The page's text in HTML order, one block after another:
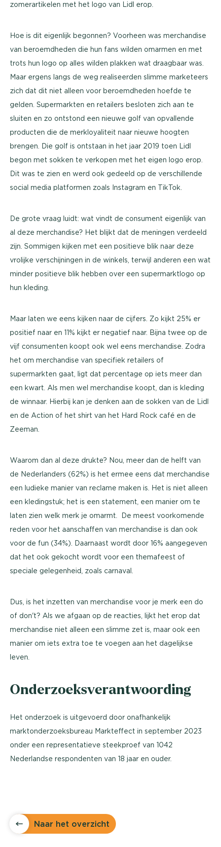
zomerartikelen met het logo van Lidl erop.
Hoe is dit eigenlijk begonnen? Voorheen was merchandise
van beroemdheden die hun fans wilden omarmen en met
trots hun logo op alles wilden plakken wat draagbaar was.
Maar ergens langs de weg realiseerden slimme marketeers
zich dat dit niet alleen voor beroemdheden hoefde te
gelden. Supermarkten en retailers besloten zich aan te
sluiten en zo ontstond een nieuwe golf van opvallende
producten die de merkloyaliteit naar nieuwe hoogten
brengen. Die golf is ontstaan in het jaar 2019 toen Lidl
begon met sokken te verkopen met het eigen logo erop.
Dit was te zien en werd ook gedeeld op de verschillende
social media platformen zoals Instagram en TikTok.
De grote vraag luidt: wat vindt de consument eigenlijk van
al deze merchandise? Het blijkt dat de meningen verdeeld
zijn. Sommigen kijken met een positieve blik naar deze
vrolijke verschijningen in de winkels, terwijl anderen een wat
minder positieve blik hebben over een supermarktlogo op
hun kleding.
Maar laten we eens kijken naar de cijfers. Zo kijkt 25% er
positief naar en 11% kijkt er negatief naar. Bijna twee op de
vijf consumenten koopt ook wel eens merchandise. Zodra
het om merchandise van specifiek retailers of
supermarkten gaat, ligt dat percentage op iets meer dan
een kwart. Als men wel merchandise koopt, dan is kleding
de winnaar. Hierbij kan je denken aan de sokken van de Lidl
en de Action of het shirt van het Hard Rock café en de
Zeeman.
Waarom dan al deze drukte? Nou, meer dan de helft van
de Nederlanders (62%) is het ermee eens dat merchandise
een ludieke manier van reclame maken is. Het is niet alleen
een kledingstuk; het is een statement, een manier om te
laten zien welk merk je omarmt. De meest voorkomende
reden voor het aanschaffen van merchandise is dan ook
voor de fun (34%). Daarnaast wordt door 16% aangegeven
dat het ook gekocht wordt voor een themafeest of
speciale gelegenheid, zoals carnaval.
Dus, is het inzetten van merchandise voor je merk een do
of don't? Als we afgaan op de reacties, lijkt het erop dat
merchandise niet alleen een slimme zet is, maar ook een
manier om iets extra toe te voegen aan het dagelijkse
leven.
Onderzoeksverantwoording
Het onderzoek is uitgevoerd door onafhankelijk
marktonderzoeksbureau Markteffect in september 2023
onder een representatieve steekproef van 1042
Nederlandse respondenten van 18 jaar en ouder.
Naar het overzicht